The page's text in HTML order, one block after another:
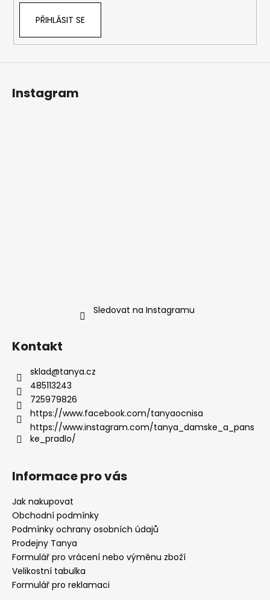
PŘIHLÁSIT SE
Instagram
Sledovat na Instagramu
Kontakt
sklad@tanya.cz
485113243
725979826
https://www.facebook.com/tanyaocnisa
https://www.instagram.com/tanya_damske_a_pans
ke_pradlo/
Informace pro vás
Jak nakupovat
Obchodní podmínky
Podmínky ochrany osobních údajů
Prodejny Tanya
Formulář pro vrácení nebo výměnu zboží
Velikostní tabulka
Formulář pro reklamaci